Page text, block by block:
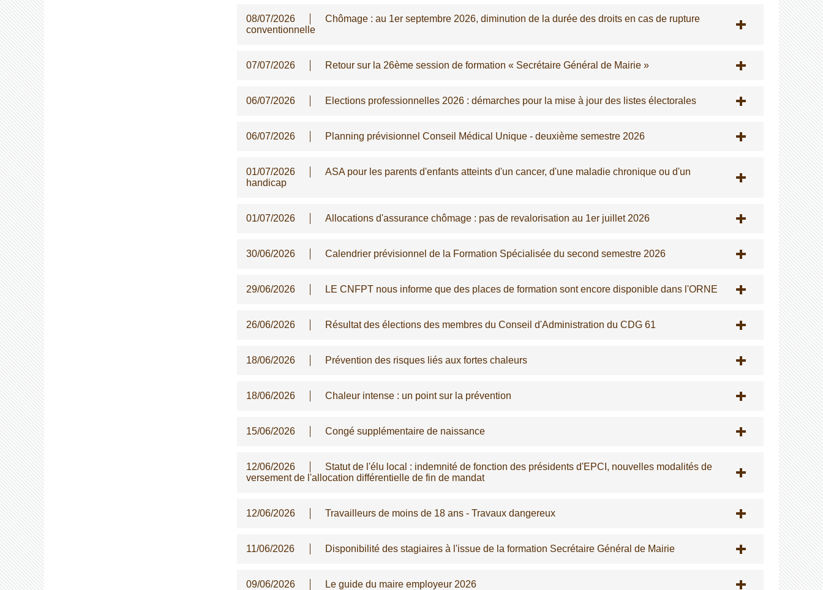
08/07/2026
Chômage : au 1er septembre 2026, diminution de la durée des droits en cas de rupture
conventionnelle
07/07/2026 Retour sur la 26ème session de formation « Secrétaire Général de Mairie »
06/07/2026 Elections professionnelles 2026 : démarches pour la mise à jour des listes électorales
06/07/2026 Planning prévisionnel Conseil Médical Unique - deuxième semestre 2026
01/07/2026
ASA pour les parents d'enfants atteints d'un cancer, d'une maladie chronique ou d'un
handicap
01/07/2026 Allocations d'assurance chômage : pas de revalorisation au 1er juillet 2026
30/06/2026 Calendrier prévisionnel de la Formation Spécialisée du second semestre 2026
29/06/2026 LE CNFPT nous informe que des places de formation sont encore disponible dans l'ORNE
26/06/2026 Résultat des élections des membres du Conseil d'Administration du CDG 61
18/06/2026 Prévention des risques liés aux fortes chaleurs
18/06/2026 Chaleur intense : un point sur la prévention
15/06/2026 Congé supplémentaire de naissance
12/06/2026
Statut de l'élu local : indemnité de fonction des présidents d'EPCI, nouvelles modalités de
versement de l'allocation différentielle de fin de mandat
12/06/2026 Travailleurs de moins de 18 ans - Travaux dangereux
11/06/2026 Disponibilité des stagiaires à l'issue de la formation Secrétaire Général de Mairie
09/06/2026 Le guide du maire employeur 2026